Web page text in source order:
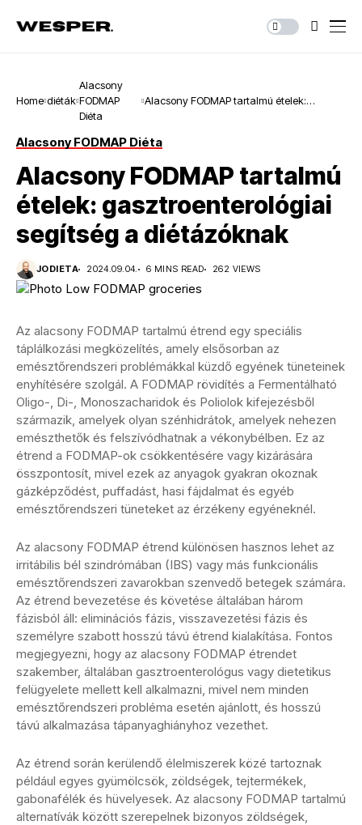
Home diéták
Alacsony
FODMAP
Diéta
Alacsony FODMAP tartalmú ételek:
Alacsony FODMAP Diéta
Alacsony FODMAP tartalmú
ételek: gasztroenterológiai
segítség a diétázóknak
JODIETA 2024.09.04. 6 MINS READ 262 VIEWS
Az alacsony FODMAP tartalmú étrend egy speciális
táplálkozási megközelítés, amely elsősorban az
emésztőrendszeri problémákkal küzdő egyének tüneteinek
enyhítésére szolgál. A FODMAP rövidítés a Fermentálható
Oligo-, Di-, Monoszacharidok és Poliolok kifejezésből
származik, amelyek olyan szénhidrátok, amelyek nehezen
emészthetők és felszívódhatnak a vékonybélben. Ez az
étrend a FODMAP-ok csökkentésére vagy kizárására
összpontosít, mivel ezek az anyagok gyakran okoznak
gázképződést, puffadást, hasi fájdalmat és egyéb
emésztőrendszeri tüneteket az érzékeny egyéneknél.
Az alacsony FODMAP étrend különösen hasznos lehet az
irritábilis bél szindrómában (IBS) vagy más funkcionális
emésztőrendszeri zavarokban szenvedő betegek számára.
Az étrend bevezetése és követése általában három
fázisból áll: eliminációs fázis, visszavezetési fázis és
személyre szabott hosszú távú étrend kialakítása. Fontos
megjegyezni, hogy az alacsony FODMAP étrendet
szakember, általában gasztroenterológus vagy dietetikus
felügyelete mellett kell alkalmazni, mivel nem minden
emésztőrendszeri probléma esetén ajánlott, és hosszú
távú alkalmazása tápanyaghiányhoz vezethet.
Az étrend során kerülendő élelmiszerek közé tartoznak
például egyes gyümölcsök, zöldségek, tejtermékek,
gabonafélék és hüvelyesek. Az alacsony FODMAP tartalmú
alternatívák között szerepelnek bizonyos zöldségek,